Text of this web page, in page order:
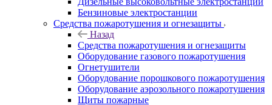
Бензиновые электростанции
Средства пожаротушения и огнезащиты
Назад
Средства пожаротушения и огнезащиты
Оборудование газового пожаротушения
Огнетушители
Оборудование порошкового пожаротушения
Оборудование аэрозольного пожаротушения
Щиты пожарные